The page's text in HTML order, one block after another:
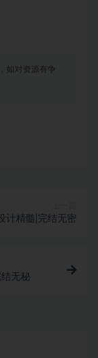
如对资源有争
计精髓|完结无密
无秘